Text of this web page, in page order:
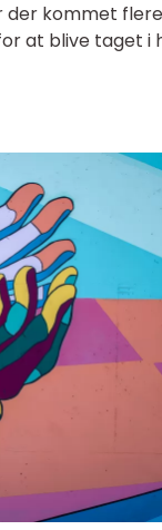
der kommet
at blive taget i